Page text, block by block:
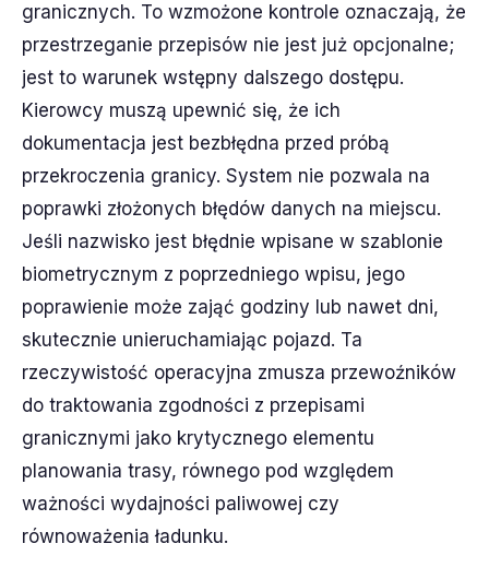
granicznych. To wzmożone kontrole oznaczają, że
przestrzeganie przepisów nie jest już opcjonalne;
jest to warunek wstępny dalszego dostępu.
Kierowcy muszą upewnić się, że ich
dokumentacja jest bezbłędna przed próbą
przekroczenia granicy. System nie pozwala na
poprawki złożonych błędów danych na miejscu.
Jeśli nazwisko jest błędnie wpisane w szablonie
biometrycznym z poprzedniego wpisu, jego
poprawienie może zająć godziny lub nawet dni,
skutecznie unieruchamiając pojazd. Ta
rzeczywistość operacyjna zmusza przewoźników
do traktowania zgodności z przepisami
granicznymi jako krytycznego elementu
planowania trasy, równego pod względem
ważności wydajności paliwowej czy
równoważenia ładunku.